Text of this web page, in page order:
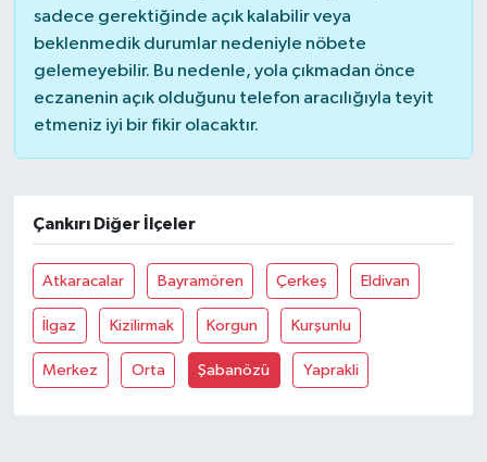
sadece gerektiğinde açık kalabilir veya
beklenmedik durumlar nedeniyle nöbete
gelemeyebilir. Bu nedenle, yola çıkmadan önce
eczanenin açık olduğunu telefon aracılığıyla teyit
etmeniz iyi bir fikir olacaktır.
Çankırı Diğer İlçeler
Atkaracalar Bayramören Çerkeş Eldivan
İlgaz Kizilirmak Korgun Kurşunlu
Merkez Orta Şabanözü Yaprakli